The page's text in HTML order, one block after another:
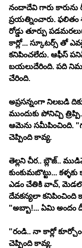
నందాదేవి గారు కారును
ప్రయత్నించారు. ఫలితం
రోడ్డు తూర్పు
కార్లో... స్కూటర్స్ తో
కనిపించలేదు. ఆఫీస్
బయలుదేరింది. పది
చేరింది.
అప్రసన్నంగా నిలబడి
ముందుకు పోనిచ్చి
ఆమెను సమీపించింది.
చెప్పింది కావ్య.
తెల్లని చీర.. బ్లౌజ్..
కుంకుమబొట్టు...
ఎడం చేతికి వాచ్, మెడలో
దేవకన్యలా కనిపించింది
"అబ్బా!... ఏమి అందం
"రండి.. నా కార్లో
చెప్పింది కావ్య.